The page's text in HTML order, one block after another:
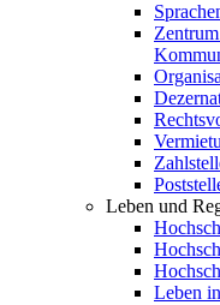
Leben und
Leben